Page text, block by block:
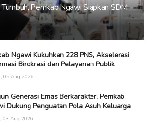
Pemkab Ngawi Siapkan SDM
Ngawi Kukuhkan 228 PNS, Akselerasi
Birokrasi dan Pelayanan Publik
05 Aug 2026
Generasi Emas Berkarakter, Pemkab
Dukung Penguatan Pola Asuh Keluarga
03 Aug 2026